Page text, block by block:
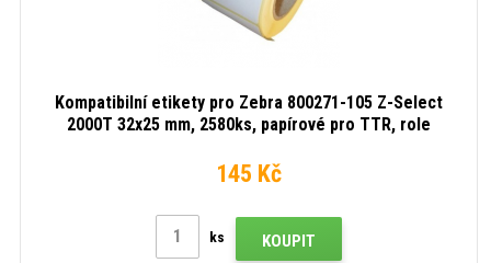
Kompatibilní etikety pro Zebra 800271-105 Z-Select
2000T 32x25 mm, 2580ks, papírové pro TTR, role
145 Kč
ks KOUPIT